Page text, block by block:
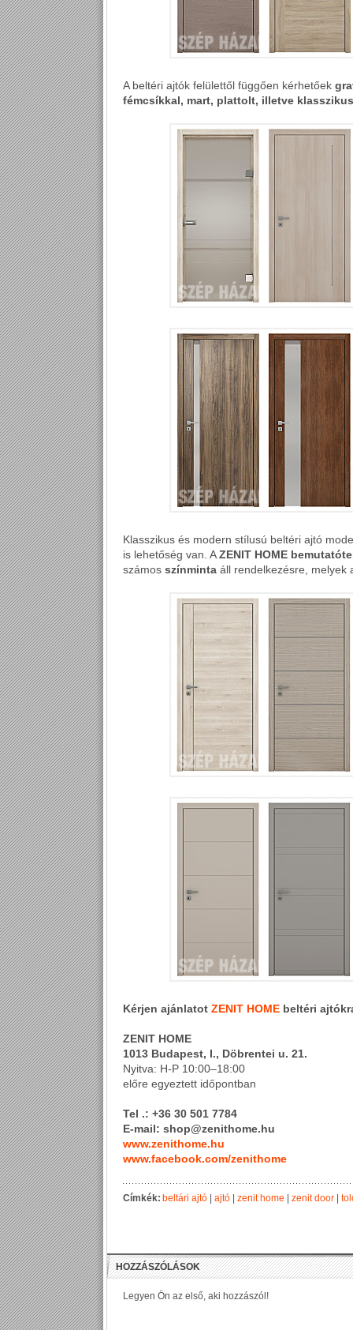
A beltéri ajtók felülettől függően kérhetőek
fémcsíkkal, mart, plattolt, illetve
Klasszikus és modern stílusú beltéri ajtó
is lehetőség van. AZENIT HOME
számos színminta áll rendelkezésre, melyek
Kérjen ajánlatot ZENIT HOME beltéri
ZENIT HOME
1013 Budapest, I., Döbrentei u. 21.
Nyitva: H-P 10:00–18:00
előre egyeztett időpontban
Tel .: +36 30 501 7784
E-mail: shop@zenithome.hu
www.zenithome.hu
www.facebook.com/zenithome
Címkék: beltári ajtó ajtó zenit home zenit door